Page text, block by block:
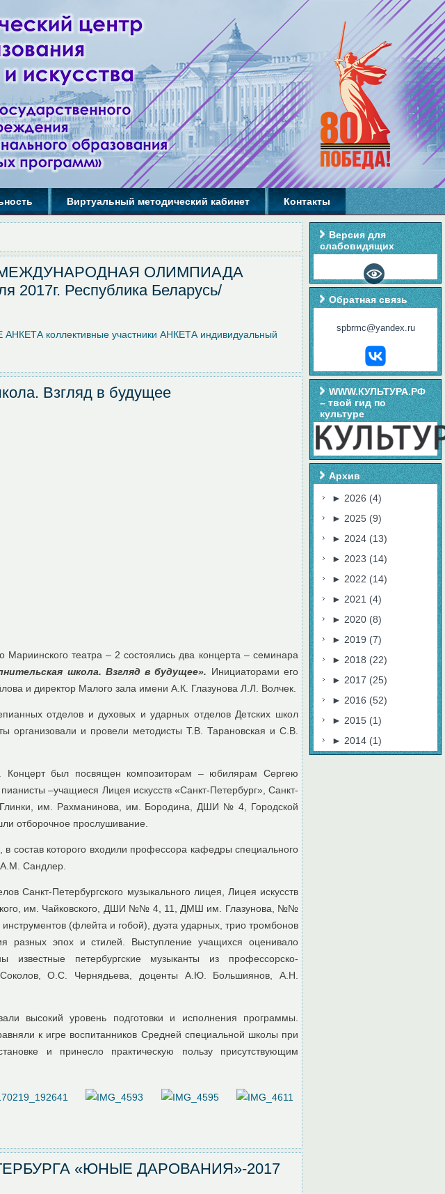
Виртуальный методический кабинет Контакты
МЕЖДУНАРОДНАЯ ОЛИМПИАДА
Республика Беларусь/
АНКЕТА коллективные участники АНКЕТА индивидуальный
Взгляд в будущее
театра – 2 состоялись два концерта – семинара
школа. Взгляд в будущее». Инициаторами его
и директор Малого зала имени А.К. Глазунова Л.Л. Волчек.
отделов и духовых и ударных отделов Детских школ
организовали и провели методисты Т.В. Тарановская и С.В.
Концерт был посвящен композиторам – юбилярам Сергею
–учащиеся Лицея искусств «Санкт-Петербург», Санкт-
им. Рахманинова, им. Бородина, ДШИ № 4, Городской
отборочное прослушивание.
состав которого входили профессора кафедры специального
Сандлер.
Санкт-Петербургского музыкального лицея, Лицея искусств
им. Чайковского, ДШИ №№ 4, 11, ДМШ им. Глазунова, №№
(флейта и гобой), дуэта ударных, трио тромбонов
разных эпох и стилей. Выступление учащихся оценивало
петербургские музыканты из профессорско-
Соколов, О.С. Чернядьева, доценты А.Ю. Большиянов, А.Н.
высокий уровень подготовки и исполнения программы.
к игре воспитанников Средней специальной школы при
и принесло практическую пользу присутствующим
«ЮНЫЕ ДАРОВАНИЯ»-2017
Версия для
слабовидящих
Обратная связь
spbrmc@yandex.ru
WWW.КУЛЬТУРА.РФ
– твой гид по
культуре
Архив
► 2026 (4)
► 2025 (9)
► 2024 (13)
► 2023 (14)
► 2022 (14)
► 2021 (4)
► 2020 (8)
► 2019 (7)
► 2018 (22)
► 2017 (25)
► 2016 (52)
► 2015 (1)
► 2014 (1)